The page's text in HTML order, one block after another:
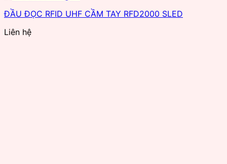
ĐẦU ĐỌC RFID UHF CẦM TAY RFD2000 SLED
Liên hệ